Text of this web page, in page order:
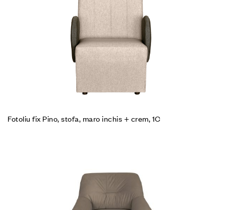
Fotoliu fix Pino, stofa, maro inchis + crem, 1C